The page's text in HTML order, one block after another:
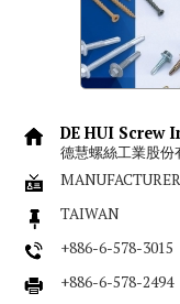
DE HUI Screw
德慧螺絲工業股份
MANUFACTURER
TAIWAN
+886-6-578-3015
+886-6-578-2494